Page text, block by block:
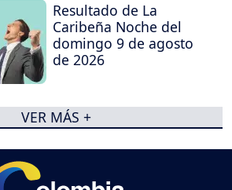
Resultado de La
Caribeña Noche del
domingo 9 de agosto
de 2026
VER MÁS +